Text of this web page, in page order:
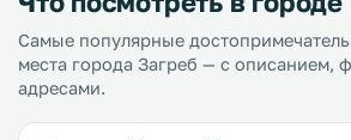
Самые популярные
места города Загреб — с описанием,
адресами.